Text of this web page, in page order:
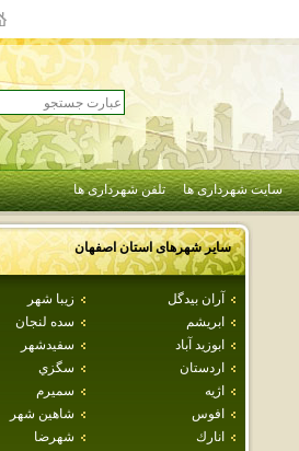
سایت شهرداری ها تلفن شهرداری ها
سایر شهرهای استاناصفهان
آران بيدگل
زيبا شهر
ابريشم
سده لنجان
ابوزيد آباد
سفيدشهر
اردستان
سگزي
اژيه
سميرم
افوس
شاهين شهر
انارك
شهرضا